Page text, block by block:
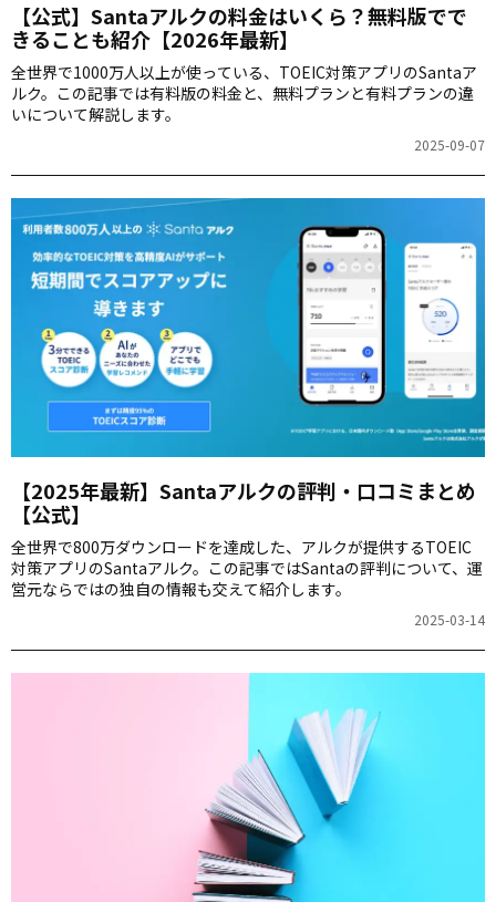
【公式】Santaアルクの料金はいくら？無料版でで
きることも紹介【2026年最新】
全世界で1000万人以上が使っている、TOEIC対策アプリのSantaア
ルク。この記事では有料版の料金と、無料プランと有料プランの違
いについて解説します。
2025-09-07
【2025年最新】Santaアルクの評判・口コミまとめ
【公式】
全世界で800万ダウンロードを達成した、アルクが提供するTOEIC
対策アプリのSantaアルク。この記事ではSantaの評判について、運
営元ならではの独自の情報も交えて紹介します。
2025-03-14